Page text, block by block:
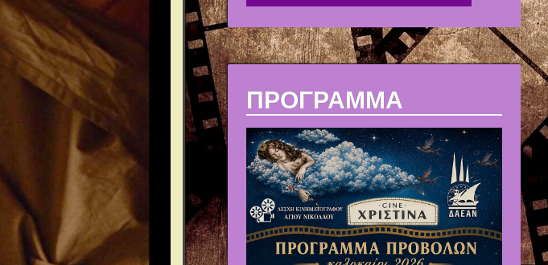
ΠΡΟΓΡΑΜΜΑ